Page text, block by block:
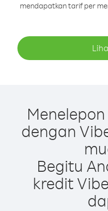
mendapatkan tarif per
dengan
Begitu
kredit